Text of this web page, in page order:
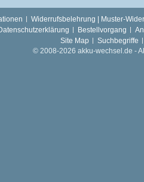
Widerrufsbelehrung | Muster-
Bestellvorgang
Site Map
Suchbegriffe
© 2008-2026 akku-wechsel.de -